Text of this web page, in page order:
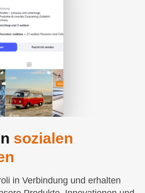
sozialen
in Verbindung und erhalten